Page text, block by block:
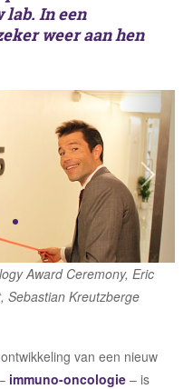
lab. In een
weer aan hen
Award Ceremony, Eric
Sebastian Kreutzberge
van een nieuw
immuno-oncologie – is